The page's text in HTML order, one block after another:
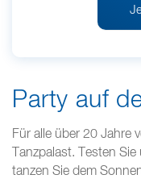
Party auf
Für alle über 20 Jahre
Tanzpalast. Testen
tanzen Sie dem